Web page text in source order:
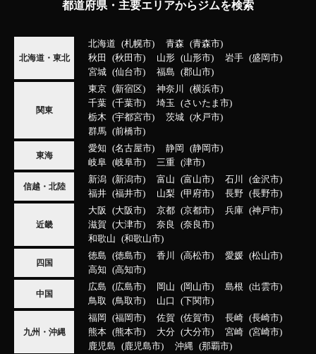
都道府県・主要エリアからジムを検索
北海道・東北
北海道 札幌市 青森
青森市
秋田
秋田市 山形 山形市 岩手
盛岡市
宮城
仙台市 福島 郡山市
関東
東京 新宿区 神奈川
横浜市
千葉
千葉市 埼玉
さいたま市
栃木
宇都宮市 茨城
水戸市
群馬
前橋市
東海
愛知 名古屋市 静岡
静岡市
岐阜
岐阜市 三重 津市
信越・北陸
新潟 新潟市 富山 富山市 石川
金沢市
福井
福井市 山梨 甲府市 長野 長野市
近畿
大阪 大阪市 京都 京都市 兵庫
神戸市
滋賀
大津市 奈良
奈良市
和歌山
和歌山市
四国
徳島 徳島市 香川 高松市 愛媛
松山市
高知
高知市
中国
広島 広島市 岡山 岡山市 島根
出雲市
鳥取
鳥取市 山口 下関市
九州・沖縄
福岡 福岡市 佐賀 佐賀市 長崎
長崎市
熊本
熊本市 大分 大分市 宮崎
宮崎市
鹿児島
鹿児島市 沖縄 那覇市